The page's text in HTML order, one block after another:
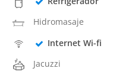
Hidromasaje
Internet Wi-fi
Jacuzzi